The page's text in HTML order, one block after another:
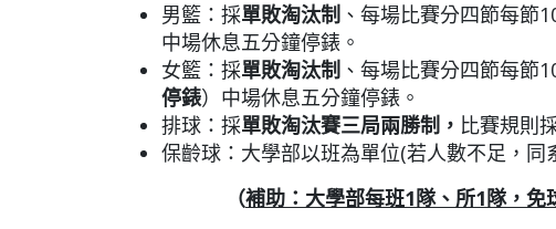
男籃：採單敗淘汰制 、每場比賽分四節每節
中場休息五分鐘停錶。
女籃：採單敗淘汰制 、每場比賽分四節每節
停錶）中場休息五分鐘停錶。
排球：採單敗淘汰賽三局兩勝制， 比賽規則
保齡球：大學部以班為單位(若人數不足，同
（補助：大學部每班1隊、所1隊，免